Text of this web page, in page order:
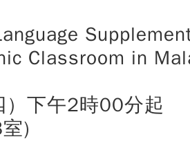
Classroom in
下午2時00分起
)